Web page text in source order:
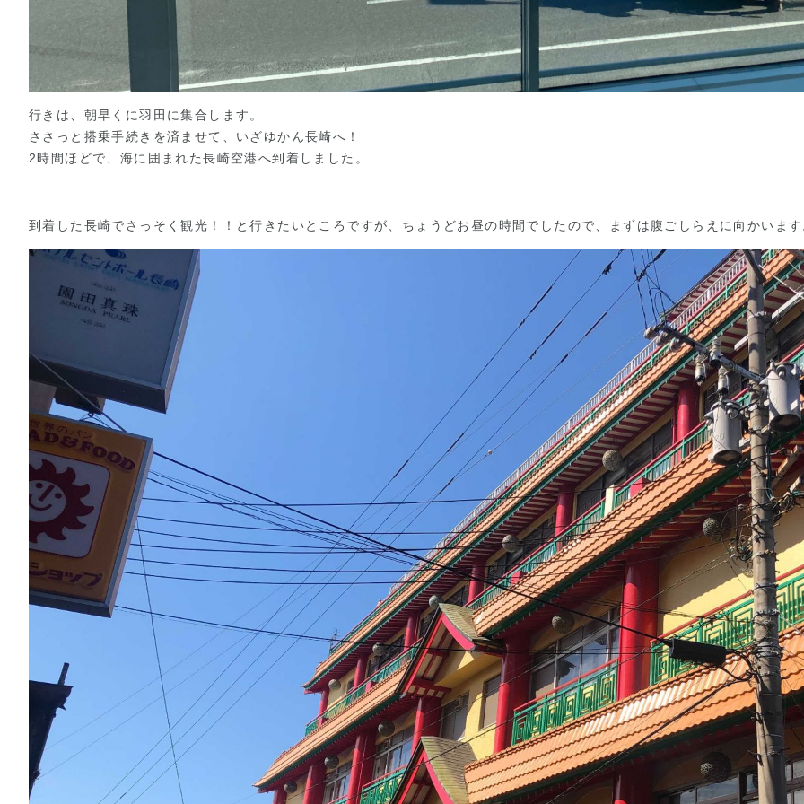
行きは、朝早くに羽田に集合します。
ささっと搭乗手続きを済ませて、いざゆかん長崎へ！
2時間ほどで、海に囲まれた長崎空港へ到着しました。
到着した長崎でさっそく観光！！と行きたいところですが、ちょうどお昼の時間でしたので、まずは腹ごしらえに向かいま